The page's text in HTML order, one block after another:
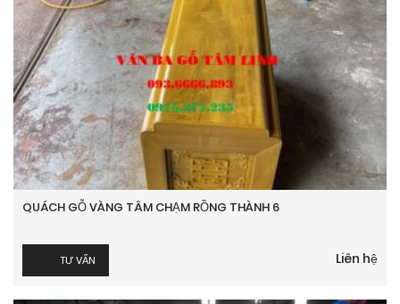
QUÁCH GỖ VÀNG TÂM CHẠM RỒNG THÀNH 6
TƯ VẤN Liên hệ